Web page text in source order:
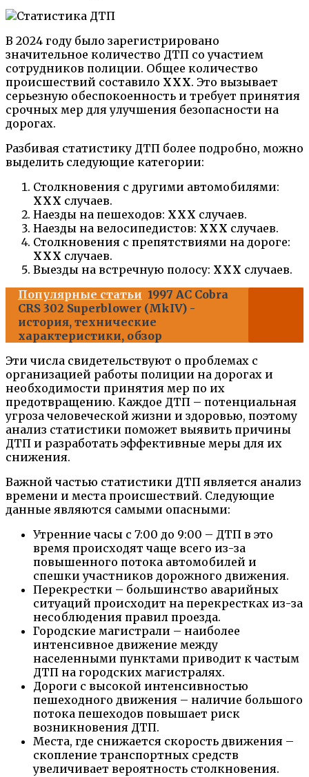
В 2024 году было зарегистрировано
значительное количество ДТП со участием
сотрудников полиции. Общее количество
происшествий составило XXX. Это вызывает
серьезную обеспокоенность и требует принятия
срочных мер для улучшения безопасности на
дорогах.
Разбивая статистику ДТП более подробно, можно
выделить следующие категории:
Столкновения с другими автомобилями:
XXX случаев.
Наезды на пешеходов: XXX случаев.
Наезды на велосипедистов: XXX случаев.
Столкновения с препятствиями на дороге:
XXX случаев.
Выезды на встречную полосу: XXX случаев.
Популярные статьи 1997 AC Cobra
CRS 302 Superblower (MkIV) -
история, технические
характеристики, обзор
Эти числа свидетельствуют о проблемах с
организацией работы полиции на дорогах и
необходимости принятия мер по их
предотвращению. Каждое ДТП – потенциальная
угроза человеческой жизни и здоровью, поэтому
анализ статистики поможет выявить причины
ДТП и разработать эффективные меры для их
снижения.
Важной частью статистики ДТП является анализ
времени и места происшествий. Следующие
данные являются самыми опасными:
Утренние часы с 7:00 до 9:00 – ДТП в это
время происходят чаще всего из-за
повышенного потока автомобилей и
спешки участников дорожного движения.
Перекрестки – большинство аварийных
ситуаций происходит на перекрестках из-за
несоблюдения правил проезда.
Городские магистрали – наиболее
интенсивное движение между
населенными пунктами приводит к частым
ДТП на городских магистралях.
Дороги с высокой интенсивностью
пешеходного движения – наличие большого
потока пешеходов повышает риск
возникновения ДТП.
Места, где снижается скорость движения –
скопление транспортных средств
увеличивает вероятность столкновения.